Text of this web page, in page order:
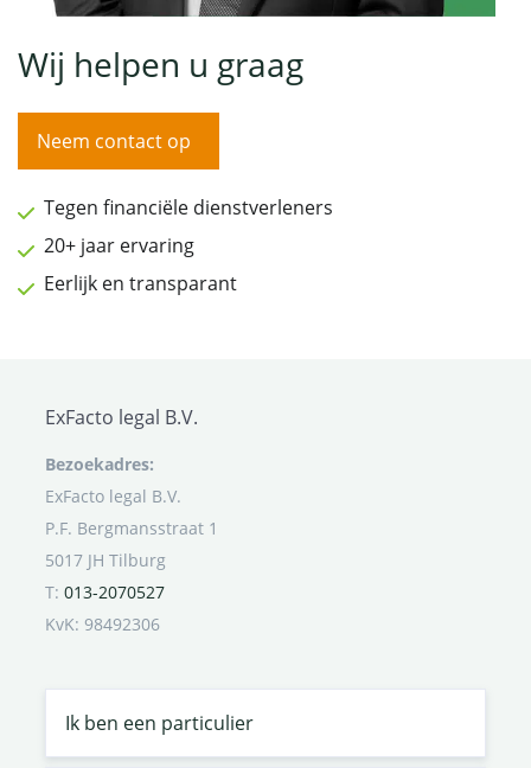
Wij helpen u graag
Neem contact op
Tegen financiële dienstverleners
20+ jaar ervaring
Eerlijk en transparant
ExFacto legal B.V.
Bezoekadres:
ExFacto legal B.V.
P.F. Bergmansstraat 1
5017 JH Tilburg
T: 013-2070527
KvK: 98492306
Ik ben een particulier